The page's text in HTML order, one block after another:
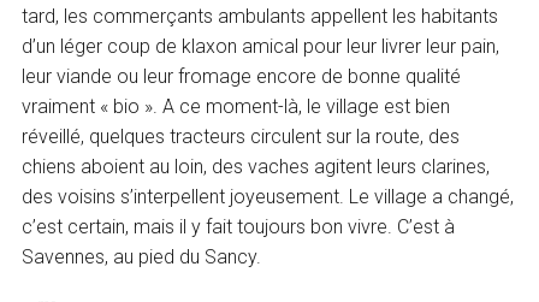
tard, les commerçants ambulants appellent les habitants
d’un léger coup de klaxon amical pour leur livrer leur pain,
leur viande ou leur fromage encore de bonne qualité
vraiment « bio ». A ce moment-là, le village est bien
réveillé, quelques tracteurs circulent sur la route, des
chiens aboient au loin, des vaches agitent leurs clarines,
des voisins s’interpellent joyeusement. Le village a changé,
c’est certain, mais il y fait toujours bon vivre. C’est à
Savennes, au pied du Sancy.